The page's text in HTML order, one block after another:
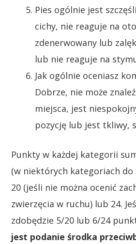
Pies ogólnie jest
cichy, nie reaguje na
zdenerwowany lub
lub nie reaguje na
Jak ogólnie oceniasz
Dobrze, nie może
miejsca, jest
pozycję lub jest tkliwy,
Punkty w każdej kategorii
(w niektórych kategoriach do
20 (jeśli nie można ocenić
zwierzęcia w ruchu) lub 24.
zdobędzie 5/20 lub 6/24
jest podanie środka